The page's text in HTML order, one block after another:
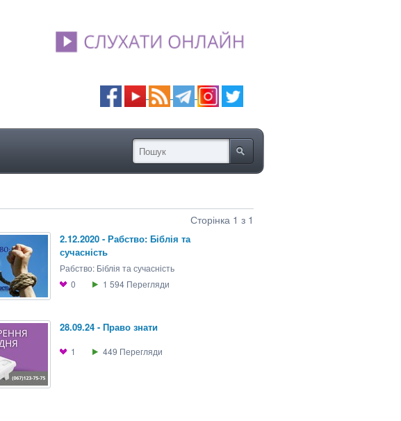
Сторінка 1 з 1
2.12.2020 - Рабство: Біблія та
сучасність
Рабство: Біблія та сучасність
0
1 594 Перегляди
28.09.24 - Право знати
1 449 Перегляди